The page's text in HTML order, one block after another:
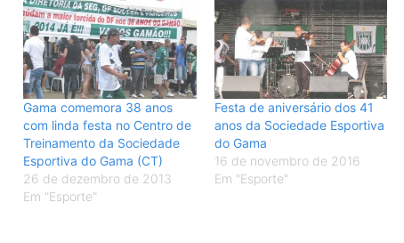
Gama comemora 38 anos
com linda festa no Centro de
Treinamento da Sociedade
Esportiva do Gama (CT)
26 de dezembro de 2013
Em "Esporte"
Festa de aniversário dos 41
anos da Sociedade Esportiva
do Gama
16 de novembro de 2016
Em "Esporte"